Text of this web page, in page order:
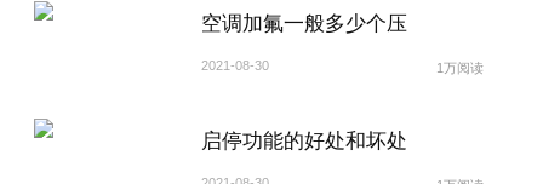
空调加氟一般多少个压
2021-08-30 1万阅读
启停功能的好处和坏处